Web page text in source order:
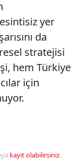
yer
da
stratejisi
hem Türkiye
için
kayıt olabilirsiniz.